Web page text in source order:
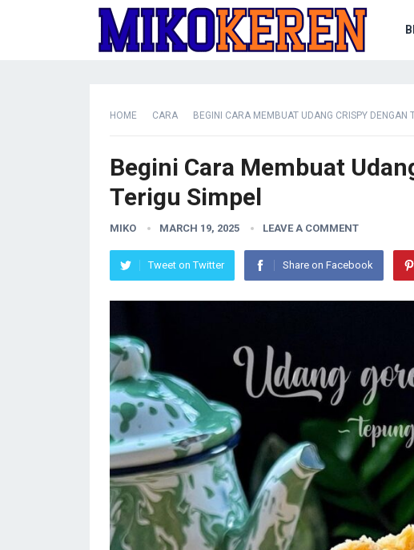
HOME CARA BEGINI CARA MEMBUAT UDANG CRISPY DENGAN
Begini Cara Membuat
Terigu Simpel
MIKO MARCH 19, 2025 LEAVE A COMMENT
Tweet on Twitter Share on Facebook